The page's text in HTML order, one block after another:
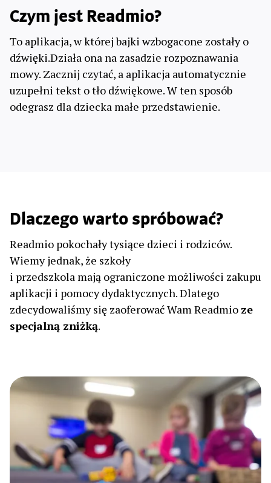
Czym jest Readmio?
To aplikacja, w której bajki wzbogacone zostały o
dźwięki.Działa ona na zasadzie rozpoznawania
mowy. Zacznij czytać, a aplikacja automatycznie
uzupełni tekst o tło dźwiękowe. W ten sposób
odegrasz dla dziecka małe przedstawienie.
Dlaczego warto spróbować?
Readmio pokochały tysiące dzieci i rodziców.
Wiemy jednak, że szkoły
i przedszkola mają ograniczone możliwości zakupu
aplikacji i pomocy dydaktycznych. Dlatego
zdecydowaliśmy się zaoferować Wam Readmio ze
specjalną zniżką.